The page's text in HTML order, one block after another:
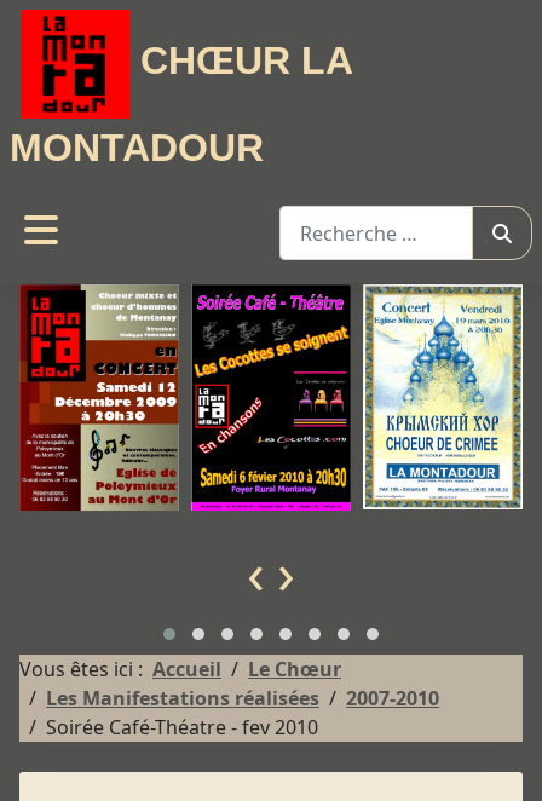
CHŒUR LA
MONTADOUR
‹ ›
Vous êtes ici : Accueil
Le Chœur
Les Manifestations réalisées
2007-2010
Soirée Café-Théatre - fev 2010